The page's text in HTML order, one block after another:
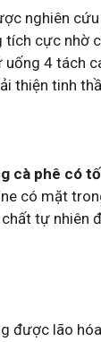
nghiên
cực nhờ
4 tách
thiện tinh
cà phê có
có mặt
tự nhiên
được lão